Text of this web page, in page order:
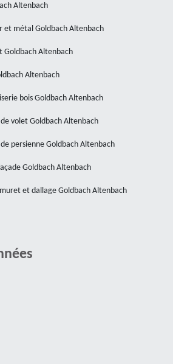
Altenbach
et métal Goldbach Altenbach
Goldbach Altenbach
Altenbach
bois Goldbach Altenbach
volet Goldbach Altenbach
persienne Goldbach Altenbach
Goldbach Altenbach
et dallage Goldbach Altenbach